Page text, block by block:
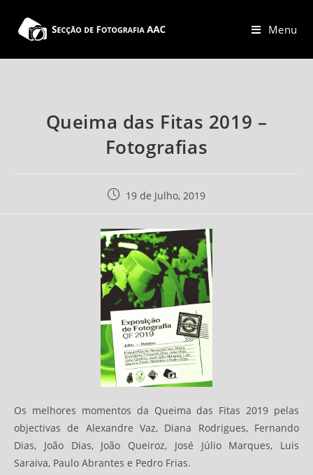
content
Menu
Queima das Fitas 2019 –
Fotografias
Post 19 de Julho, 2019
Os melhores momentos da Queima das Fitas 2019 pelas
objectivas de Alexandre Vaz, Diana Rodrigues, Fernando
Dias, João Dias, João Queiroz, José Júlio Marques, Luis
Saraiva, Paulo Abrantes e Pedro Frias.